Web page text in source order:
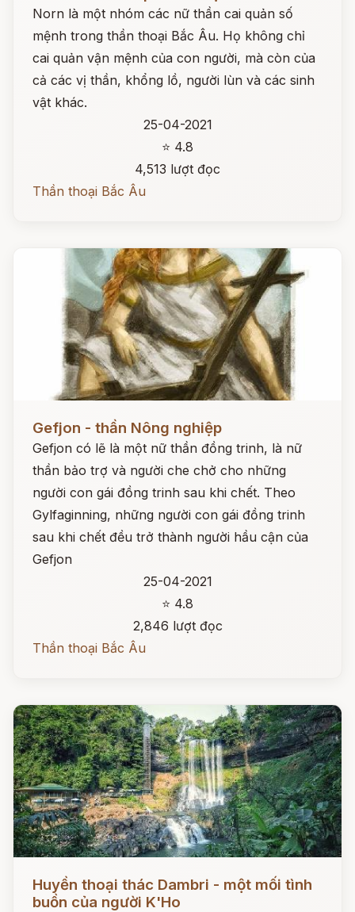
Norn là một nhóm các nữ thần cai quản số
mệnh trong thần thoại Bắc Âu. Họ không chỉ
cai quản vận mệnh của con người, mà còn của
cả các vị thần, khổng lồ, người lùn và các sinh
vật khác.
25-04-2021
⭐ 4.8
4,513 lượt đọc
Thần thoại Bắc Âu
Gefjon - thần Nông nghiệp
Gefjon có lẽ là một nữ thần đồng trinh, là nữ
thần bảo trợ và người che chở cho những
người con gái đồng trinh sau khi chết. Theo
Gylfaginning, những người con gái đồng trinh
sau khi chết đều trở thành người hầu cận của
Gefjon
25-04-2021
⭐ 4.8
2,846 lượt đọc
Thần thoại Bắc Âu
Đọc ngay
Huyền thoại thác Dambri - một mối tình
buồn của người K'Ho